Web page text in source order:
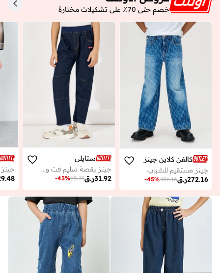
خصم حتى 70٪ على تشكيلات مختارة
كالفن كلاين جينز
جينز مستقيم للشباب
ر.ق272.16
486.16
-45%
ستايلي
جينز بقصة سليم فت وخصر مطاطي
ر.ق31.92
55.73
-43%